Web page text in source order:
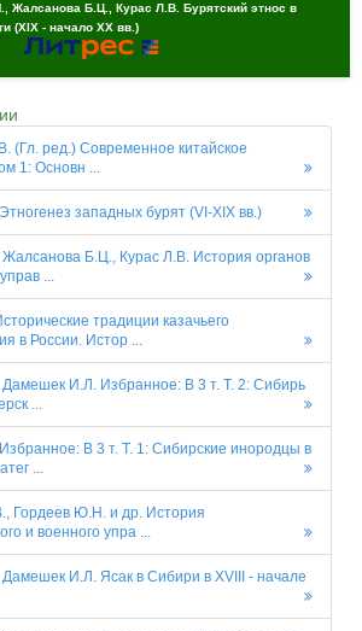
Жалсанова Б.Ц., Курас Л.В. Бурятский этнос в
(XIX - начало XX вв.)
(Гл. ред.) Современное китайское
1: Основн ...
западных бурят (VI-XIX вв.)
Б.Ц., Курас Л.В. История органов
...
традиции казачьего
в России. Истор ...
И.Л. Избранное: В 3 т. Т. 2: Сибирь
...
В 3 т. Т. 1: Сибирские инородцы в
...
Гордеев Ю.Н. и др. История
и военного упра ...
И.Л. Ясак в Сибири в XVIII - начале